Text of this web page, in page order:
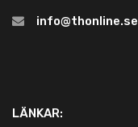
info@thonline.se
LÄNKAR: